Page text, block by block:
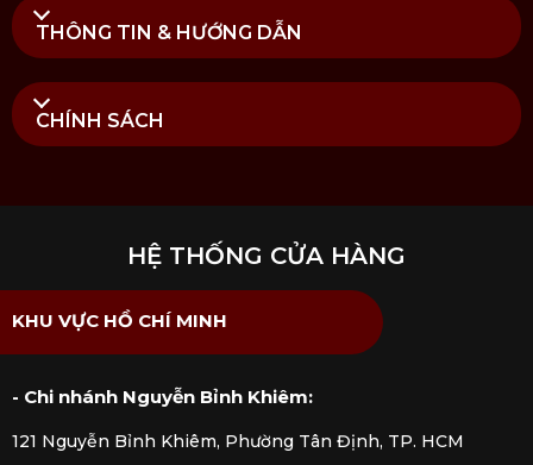
THÔNG TIN & HƯỚNG DẪN
CHÍNH SÁCH
HỆ THỐNG CỬA HÀNG
KHU VỰC HỒ CHÍ MINH
- Chi nhánh Nguyễn Bỉnh Khiêm:
121 Nguyễn Bỉnh Khiêm, Phường Tân Định, TP. HCM